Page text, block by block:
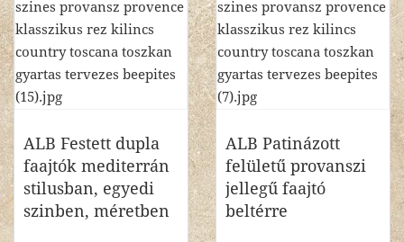
ALB Festett dupla
faajtók mediterrán
stilusban, egyedi
szinben, méretben
ALB Patinázott
felületű provanszi
jellegű faajtó
beltérre